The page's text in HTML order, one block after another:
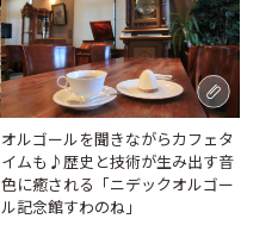
オルゴールを聞きながらカフェタ
イムも♪歴史と技術が生み出す音
色に癒される「ニデックオルゴー
ル記念館すわのね」